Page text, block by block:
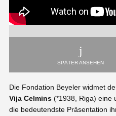
SPÄTER ANSEHEN
Die Fondation Beyeler widmet
Vija Celmins (*1938, Riga) eine
die bedeutendste Präsentation